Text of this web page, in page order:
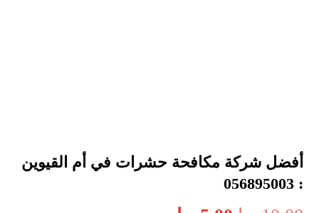
أفضل شركة مكافحة حشرات في أم القيوين
: 056895003